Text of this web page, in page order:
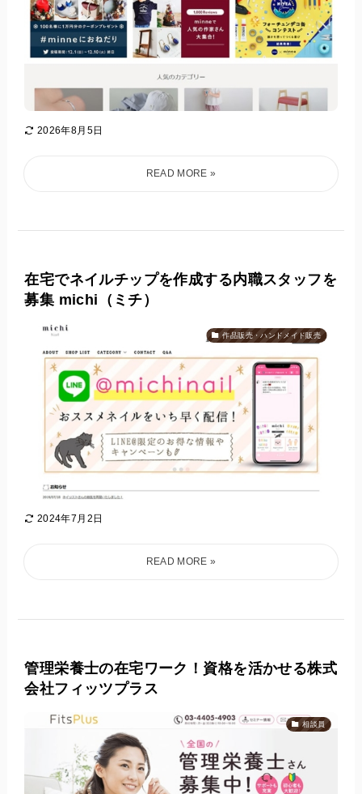
2026年8月5日
在宅でネイルチップを作成する内職スタッフを
募集 michi（ミチ）
作品販売・ハンドメイド販売
2024年7月2日
管理栄養士の在宅ワーク！資格を活かせる株式
会社フィッツプラス
相談員